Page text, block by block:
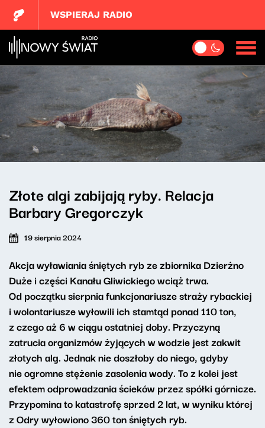
WSPIERAJ RADIO
Złote algi zabijają ryby. Relacja
Barbary Gregorczyk
19 sierpnia 2024
Akcja wyławiania śniętych ryb ze zbiornika Dzierżno
Duże i części Kanału Gliwickiego wciąż trwa.
Od początku sierpnia funkcjonariusze straży rybackiej
i wolontariusze wyłowili ich stamtąd ponad 110 ton,
z czego aż 6 w ciągu ostatniej doby. Przyczyną
zatrucia organizmów żyjących w wodzie jest zakwit
złotych alg. Jednak nie doszłoby do niego, gdyby
nie ogromne stężenie zasolenia wody. To z kolei jest
efektem odprowadzania ścieków przez spółki górnicze.
Przypomina to katastrofę sprzed 2 lat, w wyniku której
z Odry wyłowiono 360 ton śniętych ryb.